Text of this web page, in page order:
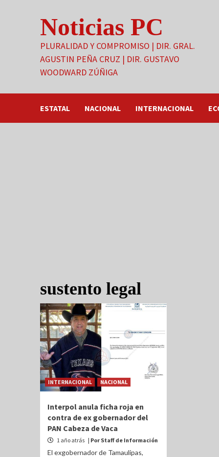
Noticias PC
PLURALIDAD Y COMPROMISO | DIR. GRAL.
AGUSTIN PEÑA CRUZ | DIR. GUSTAVO
WOODWARD ZÚÑIGA
ESTATAL NACIONAL INTERNACIONAL
sustento legal
INTERNACIONAL NACIONAL
Interpol anula ficha roja en
contra de ex gobernador del
PAN Cabeza de Vaca
1 año atrás | Por Staff de Información
El exgobernador de Tamaulipas,